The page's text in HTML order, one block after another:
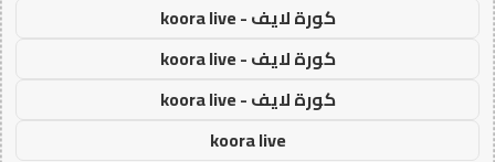
كورة لايف - koora live
كورة لايف - koora live
كورة لايف - koora live
koora live